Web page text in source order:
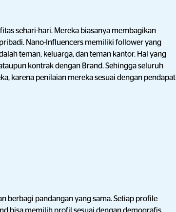
sehari-hari. Mereka biasanya membagikan
Nano-Influencers memiliki follower yang
teman, keluarga, dan teman kantor. Hal yang
kontrak dengan Brand. Sehingga seluruh
karena penilaian mereka sesuai dengan pendapat
berbagi pandangan yang sama. Setiap profile